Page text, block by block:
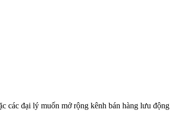
các đại lý muốn mở rộng kênh bán hàng lưu động